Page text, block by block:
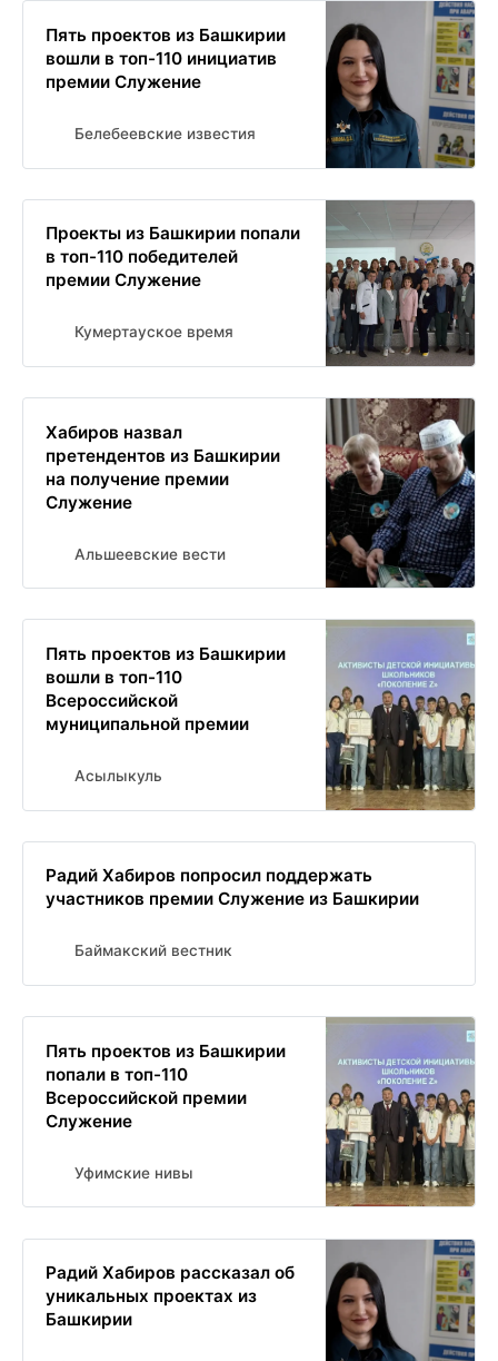
Пять проектов из Башкирии
вошли в топ-110 инициатив
премии Служение
Белебеевские известия
Проекты из Башкирии попали
в топ-110 победителей
премии Служение
Кумертауское время
Хабиров назвал
претендентов из Башкирии
на получение премии
Служение
Альшеевские вести
Пять проектов из Башкирии
вошли в топ-110
Всероссийской
муниципальной премии
Асылыкуль
Радий Хабиров попросил поддержать
участников премии Служение из Башкирии
Баймакский вестник
Пять проектов из Башкирии
попали в топ-110
Всероссийской премии
Служение
Уфимские нивы
Радий Хабиров рассказал об
уникальных проектах из
Башкирии